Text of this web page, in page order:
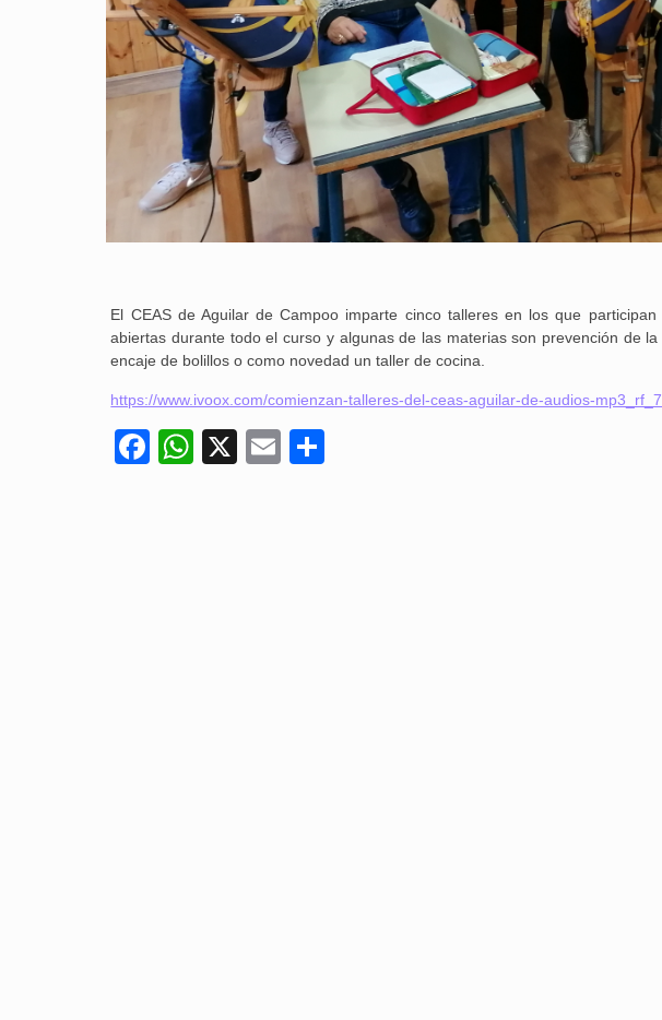
El CEAS de Aguilar de Campoo imparte cinco talleres en los que
abiertas durante todo el curso y algunas de las materias son prevención de
encaje de bolillos o como novedad un taller de cocina.
https://www.ivoox.com/comienzan-talleres-del-ceas-aguilar-de-audios-
Facebook
WhatsApp
X Email